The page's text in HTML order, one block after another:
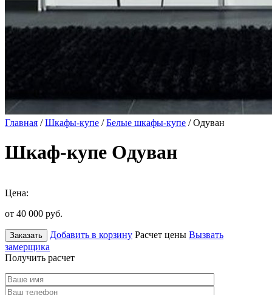
Главная /Шкафы-купе /Белые шкафы-купе / Одуван
Шкаф-купе Одуван
Цена:
от 40 000 руб.
Заказать Добавить в корзину Расчет цены Вызвать
замерщика
Получить расчет